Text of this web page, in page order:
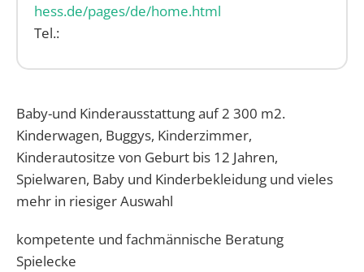
hess.de/pages/de/home.html
Tel.:
Baby-und Kinderausstattung auf 2 300 m2.
Kinderwagen, Buggys, Kinderzimmer,
Kinderautositze von Geburt bis 12 Jahren,
Spielwaren, Baby und Kinderbekleidung und vieles
mehr in riesiger Auswahl
kompetente und fachmännische Beratung
Spielecke